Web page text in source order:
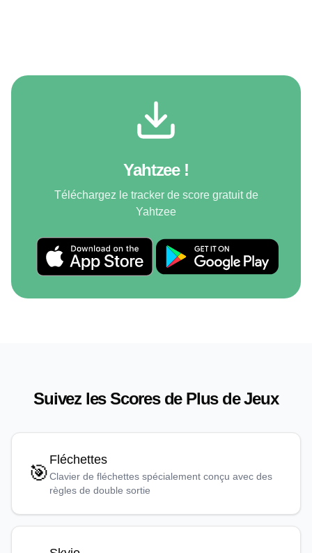
Yahtzee !
Téléchargez le tracker de score gratuit de
Yahtzee
Suivez les Scores de Plus de Jeux
🎯
Fléchettes
Clavier de fléchettes spécialement conçu avec des
règles de double sortie